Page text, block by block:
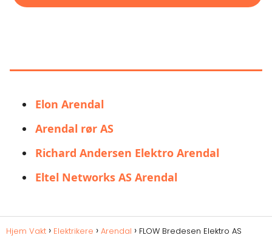
Elon Arendal
Arendal rør AS
Richard Andersen Elektro Arendal
Eltel Networks AS Arendal
Hjem Vakt Elektrikere Arendal FLOW Bredesen Elektro AS